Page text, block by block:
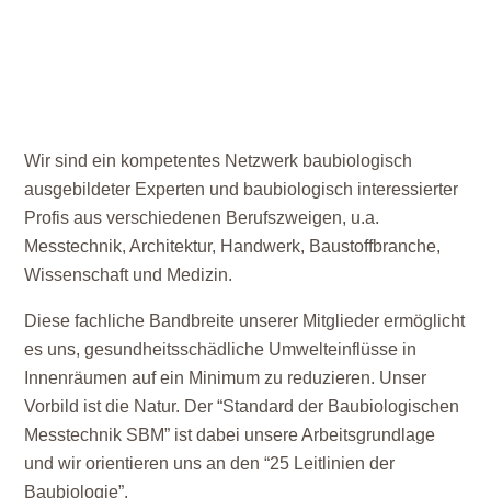
Wir sind ein kompetentes Netzwerk baubiologisch
ausgebildeter Experten und baubiologisch interessierter
Profis aus verschiedenen Berufszweigen, u.a.
Messtechnik, Architektur, Handwerk, Baustoffbranche,
Wissenschaft und Medizin.
Diese fachliche Bandbreite unserer Mitglieder ermöglicht
es uns, gesundheitsschädliche Umwelteinflüsse in
Innenräumen auf ein Minimum zu reduzieren. Unser
Vorbild ist die Natur. Der “Standard der Baubiologischen
Messtechnik SBM” ist dabei unsere Arbeitsgrundlage
und wir orientieren uns an den “25 Leitlinien der
Baubiologie”.